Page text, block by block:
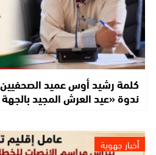
كلمة رشيد أوس عميد الصحفيين
ندوة «عيد العرش المجيد
أخبار جهوية